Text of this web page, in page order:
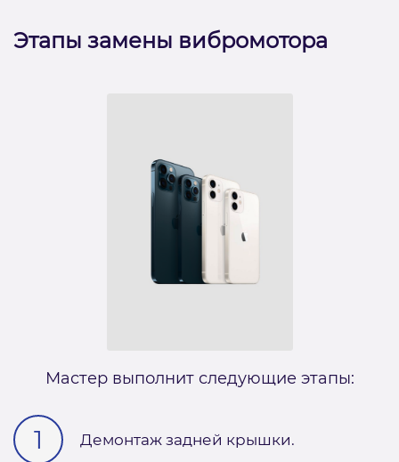
Этапы замены вибромотора
Мастер выполнит следующие этапы:
Демонтаж задней крышки.